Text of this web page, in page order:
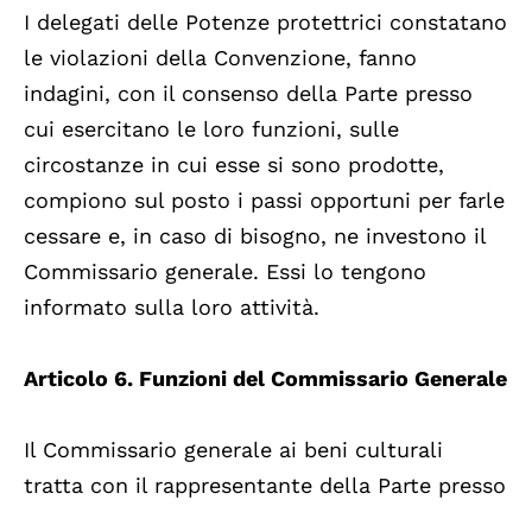
I delegati delle Potenze protettrici constatano
le violazioni della Convenzione, fanno
indagini, con il consenso della Parte presso
cui esercitano le loro funzioni, sulle
circostanze in cui esse si sono prodotte,
compiono sul posto i passi opportuni per farle
cessare e, in caso di bisogno, ne investono il
Commissario generale. Essi lo tengono
informato sulla loro attività.
Articolo 6. Funzioni del Commissario Generale
Il Commissario generale ai beni culturali
tratta con il rappresentante della Parte presso